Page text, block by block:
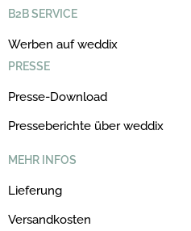
B2B SERVICE
Werben auf weddix
PRESSE
Presse-Download
Presseberichte über weddix
MEHR INFOS
Lieferung
Versandkosten